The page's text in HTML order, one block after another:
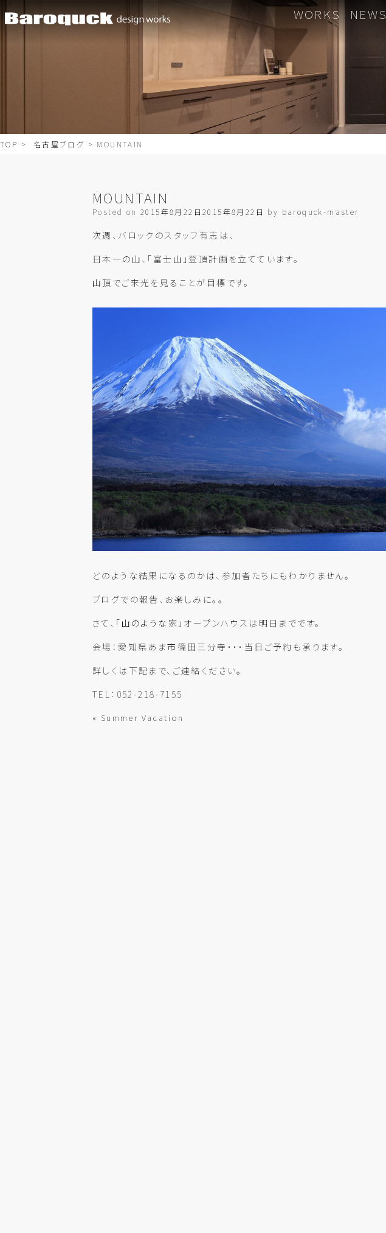
WORKS NEWS
TOP > 名古屋ブログ > MOUNTAIN
MOUNTAIN
Posted on2015年8月22日2015年8月22日 by baroquck-master
次週、バロックのスタッフ有志は、
日本一の山、「富士山」登頂計画を立てています。
山頂でご来光を見ることが目標です。
どのような結果になるのかは、参加者たちにもわかりません。
ブログでの報告、お楽しみに。。
さて、 「山のような家」 オープンハウス は明日までです。
会場：愛知県あま市篠田三分寺・・・当日ご予約も承ります。
詳しくは下記まで、ご連絡ください。
TEL：052-218-7155
« Summer Vacation